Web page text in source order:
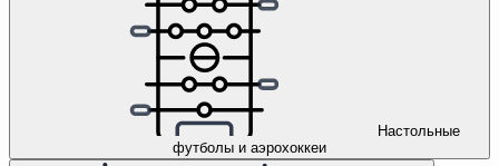
Настольные
футболы и аэрохоккеи